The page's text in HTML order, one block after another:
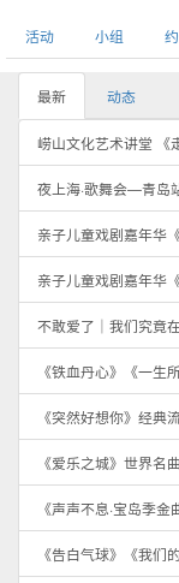
活动 小组
最新 动态
崂山文化艺术讲堂 《
夜上海·歌舞会—青岛
亲子儿童戏剧嘉年华
亲子儿童戏剧嘉年华
不敢爱了｜我们究竟
《铁血丹心》《一生
《突然好想你》经典
《爱乐之城》世界名
《声声不息·宝岛季
《告白气球》《我们